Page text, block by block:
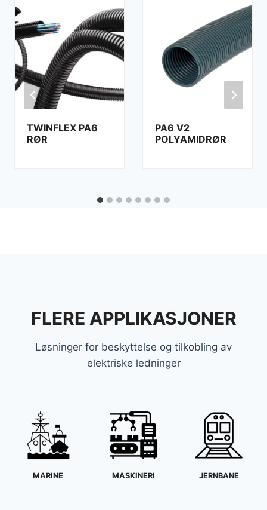
TWINFLEX PA6
RØR
PA6 V2
POLYAMIDRØR
FLERE APPLIKASJONER
Løsninger for beskyttelse og tilkobling av
elektriske ledninger
MARINE MASKINERI JERNBANE